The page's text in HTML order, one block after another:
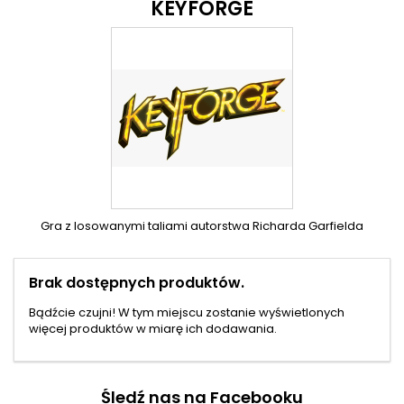
KEYFORGE
Gra z losowanymi taliami autorstwa Richarda Garfielda
Brak dostępnych produktów.
Bądźcie czujni! W tym miejscu zostanie wyświetlonych
więcej produktów w miarę ich dodawania.
Śledź nas na Facebooku